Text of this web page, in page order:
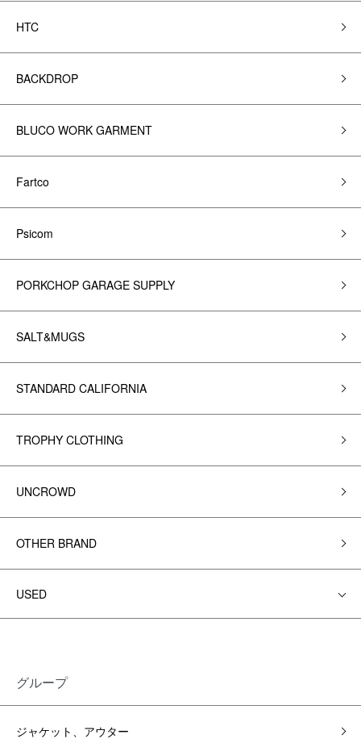
HTC
BACKDROP
BLUCO WORK GARMENT
Fartco
Psicom
PORKCHOP GARAGE SUPPLY
SALT&MUGS
STANDARD CALIFORNIA
TROPHY CLOTHING
UNCROWD
OTHER BRAND
USED
グループ
ジャケット、アウター